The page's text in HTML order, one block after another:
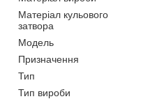
Матеріал кульового
затвора
Мoдель
Призначення
Тип
Тип вироби